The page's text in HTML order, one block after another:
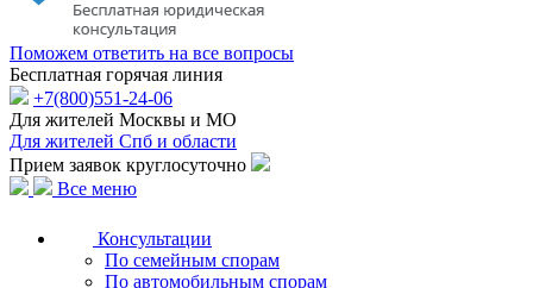
Поможем ответить на все вопросы
Бесплатная горячая линия
+7(800)551-24-06
Для жителей Москвы и МО
Для жителей Спб и области
Прием заявок круглосуточно
Все меню
Консультации
По семейным спорам
По автомобильным спорам